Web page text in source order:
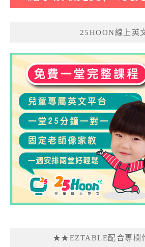
25HOON線上英
★★EZTABLE配合專